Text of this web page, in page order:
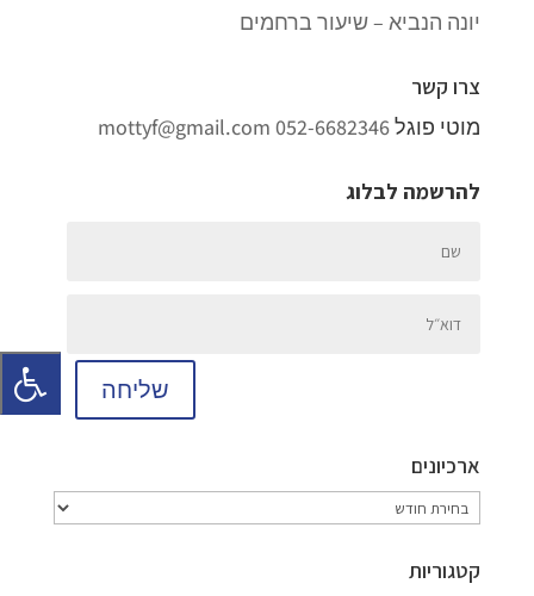
יונה הנביא – שיעור ברחמים
צרו קשר
מוטי פוגל052-6682346
mottyf@gmail.com
להרשמה לבלוג
שליחה
ארכיונים
ארכיונים
קטגוריות